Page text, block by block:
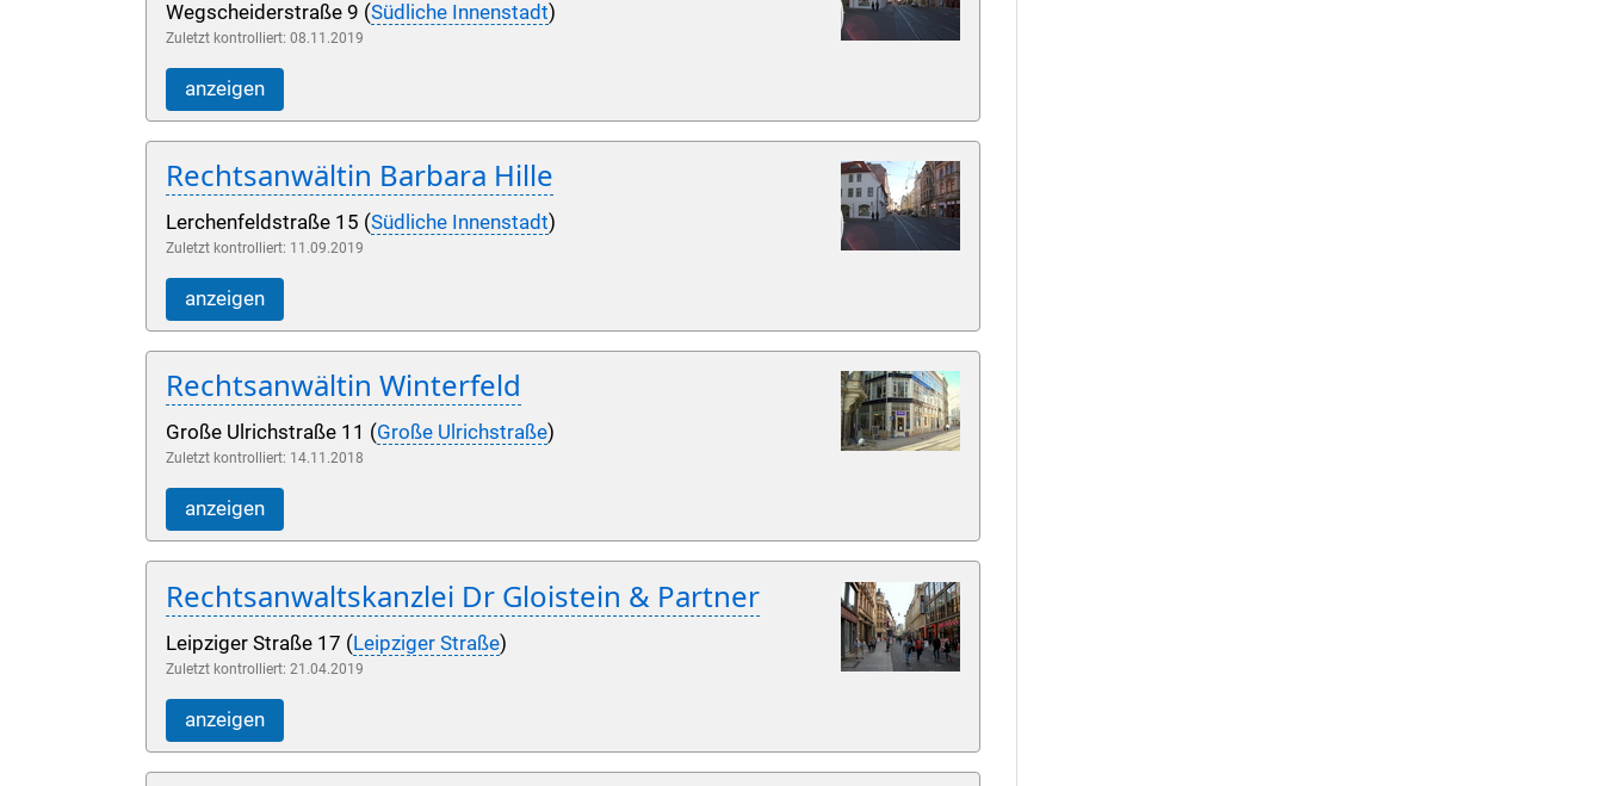
Wegscheiderstraße 9 (Südliche Innenstadt)
Zuletzt kontrolliert: 08.11.2019
anzeigen
Rechtsanwältin Barbara Hille
Lerchenfeldstraße 15 (Südliche Innenstadt)
Zuletzt kontrolliert: 11.09.2019
anzeigen
Rechtsanwältin Winterfeld
Große Ulrichstraße 11 (Große Ulrichstraße)
Zuletzt kontrolliert: 14.11.2018
anzeigen
Rechtsanwaltskanzlei Dr Gloistein & Partner
Leipziger Straße 17 (Leipziger Straße)
Zuletzt kontrolliert: 21.04.2019
anzeigen